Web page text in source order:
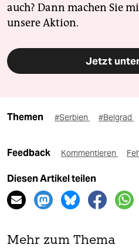
auch? Dann machen Sie
unsere Aktion.
Jetzt
Themen #Serbien #Belgrad
Feedback Kommentieren
Diesen Artikel teilen
Mehr zum Thema